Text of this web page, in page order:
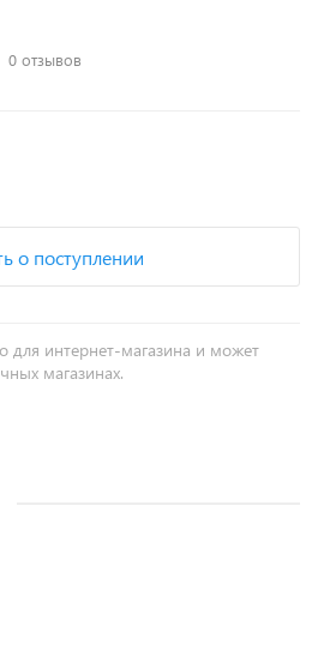
0 отзывов
о поступлении
для интернет-магазина и может
магазинах.